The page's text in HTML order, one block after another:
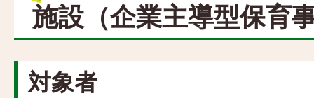
施設（企業主導型保育
対象者